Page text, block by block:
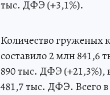
тыс. ДФЭ (+3,1%).
Количество груженых
составило 2 млн
890 тыс. ДФЭ (+21,3%),
481,7 тыс. ДФЭ. Всего